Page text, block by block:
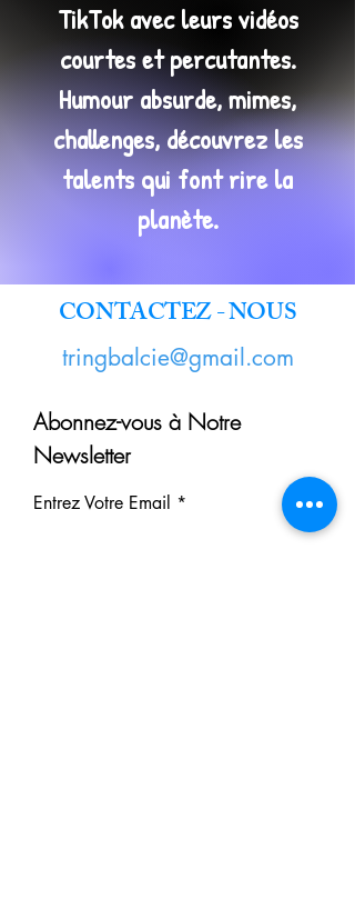
TikTok avec leurs vidéos
courtes et percutantes.
Humour absurde, mimes,
challenges, découvrez les
talents qui font rire la
planète.
CONTACTEZ - NOUS
tringbalcie@gmail.com
Abonnez-vous à Notre
Newsletter
Entrez Votre Email